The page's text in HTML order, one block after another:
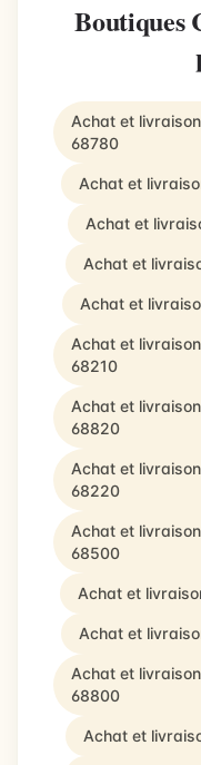
Boutiques
Achat et
68780
Achat et
Achat et
Achat et
Achat et
Achat et
68210
Achat et
68820
Achat et
68220
Achat et
68500
Achat et
Achat et
Achat et
68800
Achat et